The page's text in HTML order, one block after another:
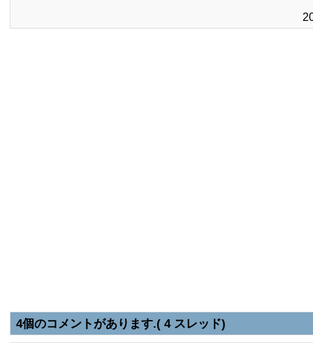
4個のコメントがあります.( 4 スレッド)